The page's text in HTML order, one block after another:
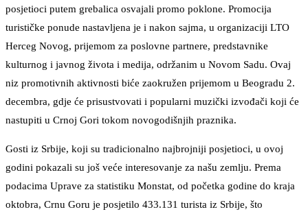
posjetioci putem grebalica osvajali promo poklone. Promocija
turističke ponude nastavljena je i nakon sajma, u organizaciji LTO
Herceg Novog, prijemom za poslovne partnere, predstavnike
kulturnog i javnog života i medija, održanim u Novom Sadu. Ovaj
niz promotivnih aktivnosti biće zaokružen prijemom u Beogradu 2.
decembra, gdje će prisustvovati i popularni muzički izvođači koji će
nastupiti u Crnoj Gori tokom novogodišnjih praznika.
Gosti iz Srbije, koji su tradicionalno najbrojniji posjetioci, u ovoj
godini pokazali su još veće interesovanje za našu zemlju. Prema
podacima Uprave za statistiku Monstat, od početka godine do kraja
oktobra, Crnu Goru je posjetilo 433.131 turista iz Srbije, što